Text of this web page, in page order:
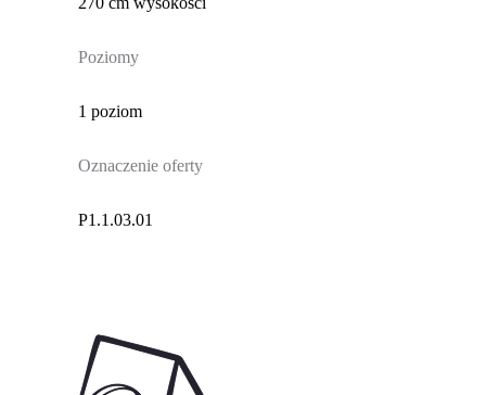
Poziomy
1 poziom
Oznaczenie oferty
P1.1.03.01